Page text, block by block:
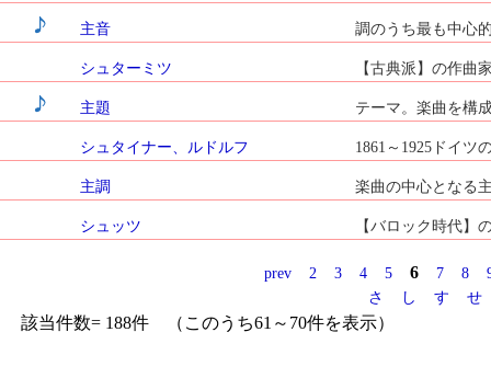
主音 調のうち最も中心
シュターミツ 【古典派】の作曲
主題 テーマ。楽曲を構
シュタイナー、ルドルフ 1861～1925ドイツ
主調 楽曲の中心となる
シュッツ 【バロック時代】
prev 2 3 4 5 6 7 8
さ
し す せ
該当件数= 188件 （このうち61～70件を表示）